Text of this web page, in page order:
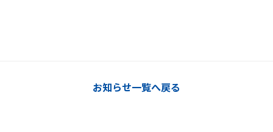
お知らせ一覧へ戻る